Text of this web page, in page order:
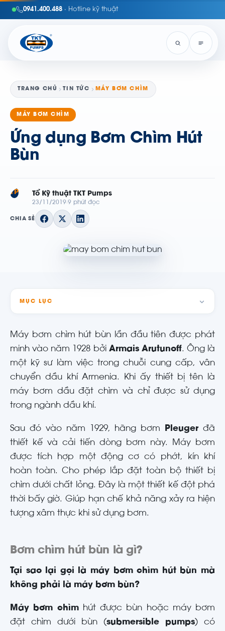
0941.400.488 · Hotline kỹ thuật
TRANG CHỦ TIN TỨC MÁY BƠM CHÌM
MÁY BƠM CHÌM
Ứng dụng Bơm Chìm Hút
Bùn
TP Tổ Kỹ thuật TKT Pumps
23/11/2019 9 phút đọc
CHIA SẺ
MỤC LỤC
Máy bơm chìm hút bùn lần đầu tiên được phát
minh vào năm 1928 bởi Armais Arutunoff. Ông là
một kỹ sư làm việc trong chuỗi cung cấp, vân
chuyển dầu khí Armenia. Khi ấy thiết bị tên là
máy bơm dầu đặt chìm và chỉ được sử dụng
trong ngành dầu khí.
Sau đó vào năm 1929, hãng bơm Pleuger đã
thiết kế và cải tiến dòng bơm này. Máy bơm
được tích hợp một động cơ có phớt, kín khí
hoàn toàn. Cho phép lắp đặt toàn bộ thiết bị
chìm dưới chất lỏng. Đây là một thiết kế đột phá
thời bấy giờ. Giúp hạn chế khả năng xảy ra hiện
tượng xâm thực khi sử dụng bơm.
Bơm chìm hút bùn là gì?
Tại sao lại gọi là máy bơm chìm hút bùn mà
không phải là máy bơm bùn?
Máy bơm chìmhút được bùn hoặc máy bơm
đặt chìm dưới bùn (submersible pumps) có